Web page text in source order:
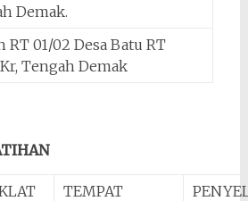
Demak.
RT 01/02 Desa Batu RT
Tengah Demak
TEMPAT